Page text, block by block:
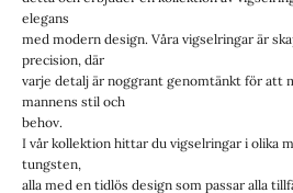
elegans
med modern design. Våra vigselringar är
precision, där
varje detalj är noggrant genomtänkt för att
mannens stil och
behov.
I vår kollektion hittar du vigselringar i olika
tungsten,
alla med en tidlös design som passar alla